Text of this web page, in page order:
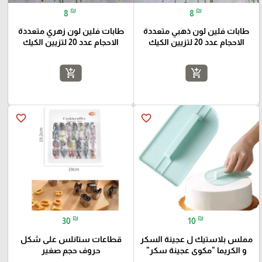
8 ₪
طابات فلين لون ذهبي متعددة
الاحجام عدد 20 لتزيين الكيك
add_shopping_cart
8 ₪
طابات فلين لون زهري متعددة
الاحجام عدد 20 لتزيين الكيك
add_shopping_cart
favorite_border
10 ₪
مملس بلاستيك ل عجينة السكر
و الكريما "مكوى عجينة سكر"
favorite_border
30 ₪
قطاعات ستانلس على شكل
حروف حجم صغير